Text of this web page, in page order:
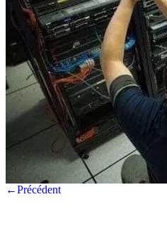
←Précédent